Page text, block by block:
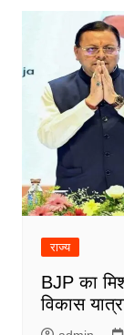
राज्य
BJP का
विकास